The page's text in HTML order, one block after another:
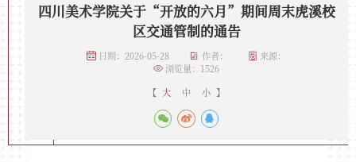
四川美术学院关于“开放的六月”期间周末虎溪校
区交通管制的通告
日期：2026-05-28 作者：
来源：
浏览量： 1526
【 大 中 小 】